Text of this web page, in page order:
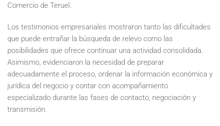
Comercio de Teruel.
Los testimonios empresariales mostraron tanto las dificultades
que puede entrañar la búsqueda de relevo como las
posibilidades que ofrece continuar una actividad consolidada.
Asimismo, evidenciaron la necesidad de preparar
adecuadamente el proceso, ordenar la información económica y
jurídica del negocio y contar con acompañamiento
especializado durante las fases de contacto, negociación y
transmisión.